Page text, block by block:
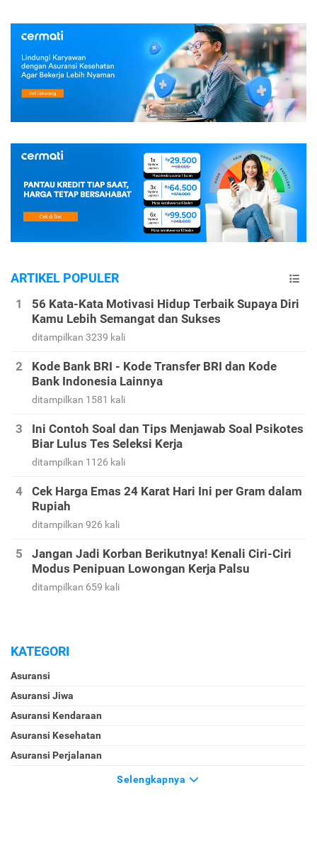
ARTIKEL POPULER
56 Kata-Kata Motivasi Hidup Terbaik Supaya Diri
Kamu Lebih Semangat dan Sukses
ditampilkan 3239 kali
Kode Bank BRI - Kode Transfer BRI dan Kode
Bank Indonesia Lainnya
ditampilkan 1581 kali
Ini Contoh Soal dan Tips Menjawab Soal Psikotes
Biar Lulus Tes Seleksi Kerja
ditampilkan 1126 kali
Cek Harga Emas 24 Karat Hari Ini per Gram dalam
Rupiah
ditampilkan 926 kali
Jangan Jadi Korban Berikutnya! Kenali Ciri-Ciri
Modus Penipuan Lowongan Kerja Palsu
ditampilkan 659 kali
KATEGORI
Asuransi
Asuransi Jiwa
Asuransi Kendaraan
Asuransi Kesehatan
Asuransi Perjalanan
Selengkapnya